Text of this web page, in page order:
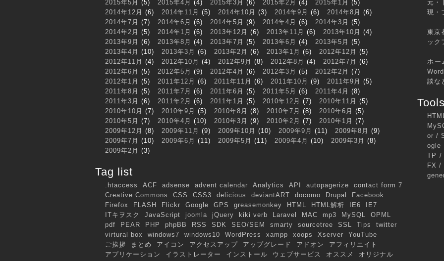
2015年5月
(5) 2015年4月 (4) 2015年3月 (6) 2015年2月 (4) 2015年1月
(5)
2014年12月
(6) 2014年11月 (5) 2014年10月 (3) 2014年9月 (6) 2014年8月
(6)
2014年7月
(7) 2014年6月 (6) 2014年5月 (9) 2014年4月 (6) 2014年3月
(5)
2014年2月
(5) 2014年1月 (6) 2013年12月 (6) 2013年11月 (6) 2013年10月
(4)
2013年9月
(6) 2013年8月 (4) 2013年7月 (5) 2013年6月 (4) 2013年5月
(5)
2013年4月
(10) 2013年3月 (6) 2013年2月 (6) 2013年1月 (6) 2012年12月
(5)
2012年11月
(4) 2012年10月 (4) 2012年9月 (8) 2012年8月 (4) 2012年7月
(6)
2012年6月
(5) 2012年5月 (9) 2012年4月 (6) 2012年3月 (5) 2012年2月
(7)
2012年1月
(5) 2011年12月 (6) 2011年11月 (6) 2011年10月 (9) 2011年9月
(5)
2011年8月
(5) 2011年7月 (6) 2011年6月 (5) 2011年5月 (6) 2011年4月
(8)
2011年3月
(6) 2011年2月 (6) 2011年1月 (5) 2010年12月 (7) 2010年11月
(5)
2010年10月
(7) 2010年9月 (5) 2010年8月 (8) 2010年7月 (8) 2010年6月
(5)
2010年5月
(7) 2010年4月 (10) 2010年3月 (9) 2010年2月 (7) 2010年1月
(7)
2009年12月
(8) 2009年11月 (9) 2009年10月 (10) 2009年9月 (11) 2009年8月
(9)
2009年7月
(10) 2009年6月 (11) 2009年5月 (11) 2009年4月 (10) 2009年3月
(8)
2009年2月
(3)
Tag list
.htaccess ACF adsense advent calendar Analytics API autopagerize
contact form 7
Creative Commons
CSS CSS3 delicious deviantART docomo Drupal
Facebook
Firefox
FLASH Flickr Google GPS greasemonkey HTML HTML解析 IE6
IE7
ITキヲスク
JavaScript joomla jQuery kiki verb Laravel MAC mp3 MySQL
OPML
pdf
PEAR PHP phpBB RSS SDK SEO/SEM smarty sourcetree SSL Tips
twitter
virtural box
windows7 windows10 WordPress xampp xoops Xserver
YouTube
ご挨拶
まとめ アイコン アクセスアップ アップグレード アドオン
アフィリエイト
アプリケーション
イラストレーター インストール ウェブサービス オススメ
オリジナル
元・
現・
東京
ック
ホー
談な
Tools
or /
ogle
TP /
FX /